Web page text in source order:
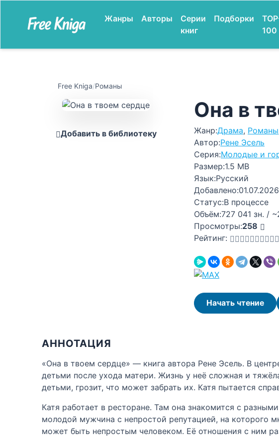
Жанры Авторы
Серии
книг
Подборки
100
Free Kniga/Романы
Добавить в библиотеку
Она в
Жанр:Драма, Романы
Автор:Рене Эсель
Серия:Молодые и
Размер:1.5 MB
Язык:Русский
Добавлено:01.07.2026
Статус:В процессе
Объём:727 041 зн. /
Просмотры:258
Рейтинг:
Начать чтение
АННОТАЦИЯ
«Она в твоем сердце» — книга автора Рене Эсель. В
детьми после ухода матери. Жизнь у неё сложная и
детьми, грозит, что может забрать их. Катя пытается
Катя работает в ресторане. Там она знакомится с
молодой мужчина с непростой репутацией, на которого
может быть непростым человеком. Её отношения с ним